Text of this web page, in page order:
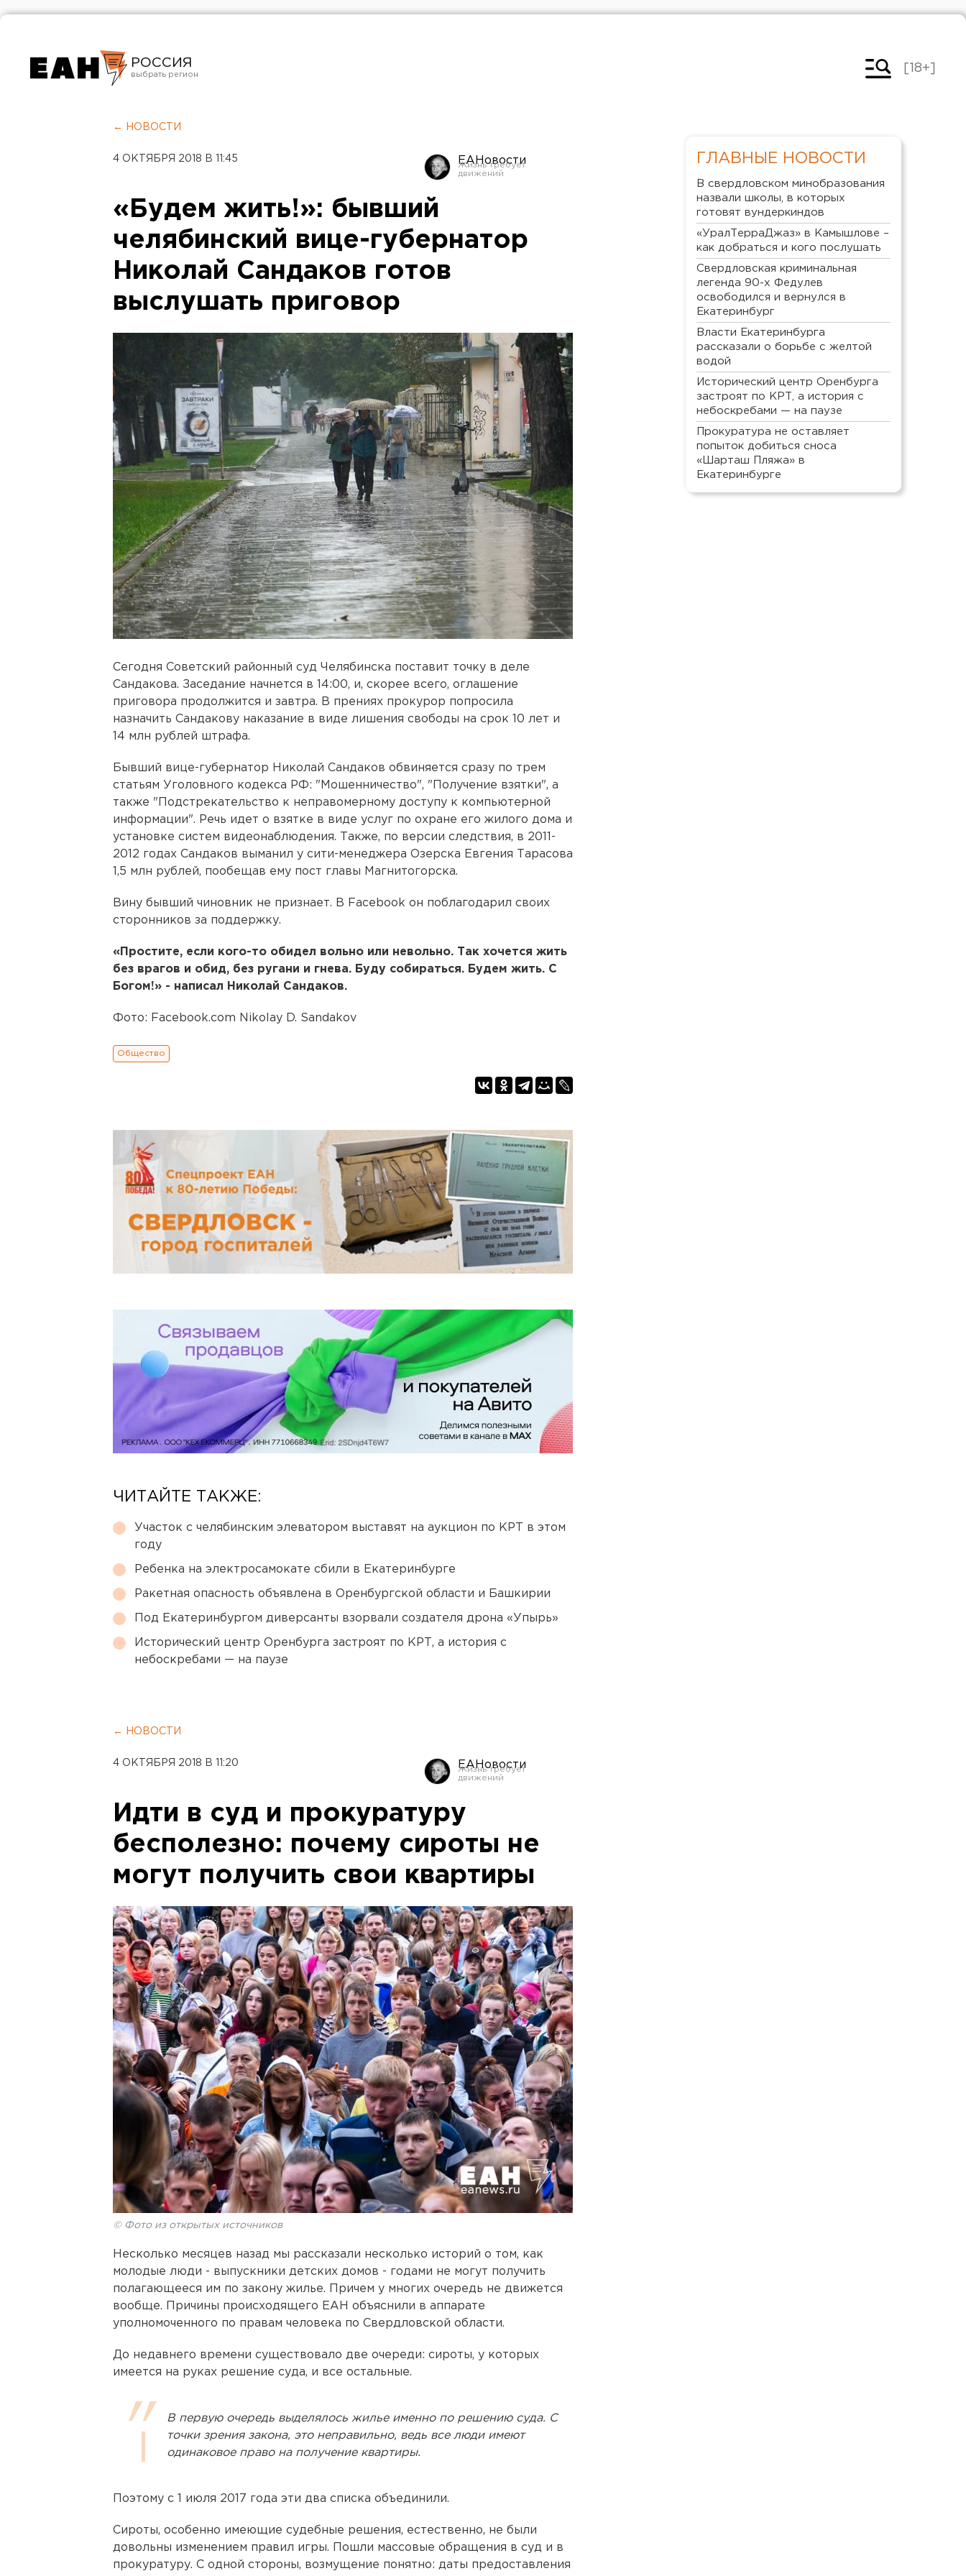
РОССИЯ
Челябинск
[18+]
← НОВОСТИ
4 ОКТЯБРЯ 2018 В 11:45 ЕАНовости
«Будем жить!»: бывший
челябинский вице-губернатор
Николай Сандаков готов
выслушать приговор
Сегодня Советский районный суд Челябинска поставит точку в деле
Сандакова. Заседание начнется в 14:00, и, скорее всего, оглашение
приговора продолжится и завтра. В прениях прокурор попросила
назначить Сандакову наказание в виде лишения свободы на срок 10 лет и
14 млн рублей штрафа.
Бывший вице-губернатор Николай Сандаков обвиняется сразу по трем
статьям Уголовного кодекса РФ: "Мошенничество", "Получение взятки", а
также "Подстрекательство к неправомерному доступу к компьютерной
информации". Речь идет о взятке в виде услуг по охране его жилого дома и
установке систем видеонаблюдения. Также, по версии следствия, в 2011-
2012 годах Сандаков выманил у сити-менеджера Озерска Евгения Тарасова
1,5 млн рублей, пообещав ему пост главы Магнитогорска.
Вину бывший чиновник не признает. В Facebook он поблагодарил своих
сторонников за поддержку.
«Простите, если кого-то обидел вольно или невольно. Так хочется жить
без врагов и обид, без ругани и гнева. Буду собираться. Будем жить. С
Богом!» - написал Николай Сандаков.
Фото: Facebook.com Nikolay D. Sandakov
Общество
ЧИТАЙТЕ ТАКЖЕ:
Участок с челябинским элеватором выставят на аукцион по КРТ в этом
году
Ребенка на электросамокате сбили в Екатеринбурге
Ракетная опасность объявлена в Оренбургской области и Башкирии
Под Екатеринбургом диверсанты взорвали создателя дрона «Упырь»
Исторический центр Оренбурга застроят по КРТ, а история с
небоскребами — на паузе
← НОВОСТИ
4 ОКТЯБРЯ 2018 В 11:20 ЕАНовости
Идти в суд и прокуратуру
бесполезно: почему сироты не
могут получить свои квартиры
© Фото из открытых источников
Несколько месяцев назад мы рассказали несколько историй о том, как
молодые люди - выпускники детских домов - годами не могут получить
полагающееся им по закону жилье. Причем у многих очередь не движется
вообще. Причины происходящего ЕАН объяснили в аппарате
уполномоченного по правам человека по Свердловской области.
До недавнего времени существовало две очереди: сироты, у которых
имеется на руках решение суда, и все остальные.
В первую очередь выделялось жилье именно по решению суда. С
точки зрения закона, это неправильно, ведь все люди имеют
одинаковое право на получение квартиры.
Поэтому с 1 июля 2017 года эти два списка объединили.
Сироты, особенно имеющие судебные решения, естественно, не были
довольны изменением правил игры. Пошли массовые обращения в суд и в
прокуратуру. С одной стороны, возмущение понятно: даты предоставления
ГЛАВНЫЕ НОВОСТИ
В свердловском минобразования
назвали школы, в которых
готовят вундеркиндов
«УралТерраДжаз» в Камышлове –
как добраться и кого послушать
Свердловская криминальная
легенда 90-х Федулев
освободился и вернулся в
Екатеринбург
Власти Екатеринбурга
рассказали о борьбе с желтой
водой
Исторический центр Оренбурга
застроят по КРТ, а история с
небоскребами — на паузе
Прокуратура не оставляет
попыток добиться сноса
«Шарташ Пляжа» в
Екатеринбурге